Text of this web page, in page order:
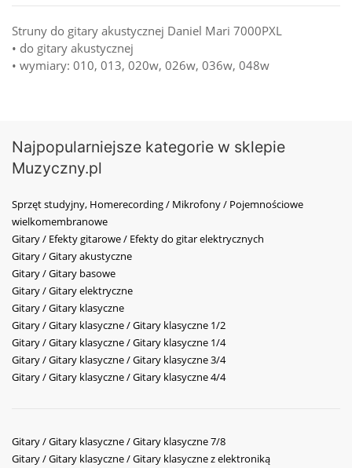
Struny do gitary akustycznej Daniel Mari 7000PXL
• do gitary akustycznej
• wymiary: 010, 013, 020w, 026w, 036w, 048w
Najpopularniejsze kategorie w sklepie
Muzyczny.pl
Sprzęt studyjny, Homerecording / Mikrofony / Pojemnościowe
wielkomembranowe
Gitary / Efekty gitarowe / Efekty do gitar elektrycznych
Gitary / Gitary akustyczne
Gitary / Gitary basowe
Gitary / Gitary elektryczne
Gitary / Gitary klasyczne
Gitary / Gitary klasyczne / Gitary klasyczne 1/2
Gitary / Gitary klasyczne / Gitary klasyczne 1/4
Gitary / Gitary klasyczne / Gitary klasyczne 3/4
Gitary / Gitary klasyczne / Gitary klasyczne 4/4
Gitary / Gitary klasyczne / Gitary klasyczne 7/8
Gitary / Gitary klasyczne / Gitary klasyczne z elektroniką